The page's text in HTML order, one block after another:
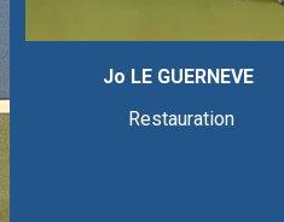
Jo LE GUERNEVE
Restauration